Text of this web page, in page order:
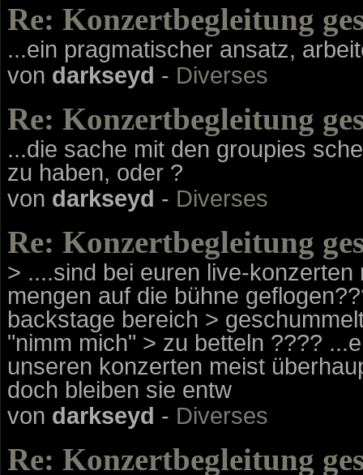
Re: Konzertbegleitung
...ein pragmatischer ansatz,
von darkseyd - Diverses
Re: Konzertbegleitung
...die sache mit den groupies
zu haben, oder ?
von darkseyd - Diverses
Re: Konzertbegleitung
> ....sind bei euren live-
mengen auf die bühne
backstage bereich >
"nimm mich" > zu betteln ????
unseren konzerten meist
doch bleiben sie entw
von darkseyd - Diverses
Re: Konzertbegleitung